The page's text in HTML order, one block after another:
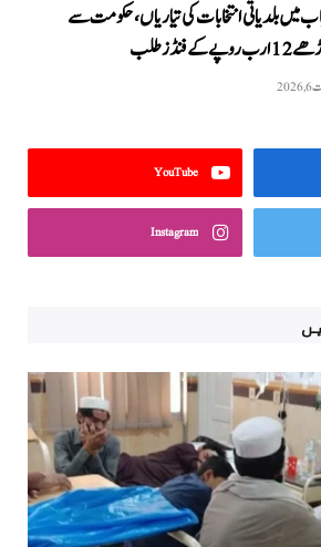
میں بلدیاتی انتخابات کی تیاریاں، حکومت سے
کے فنڈز طلب
YouTube
Instagram